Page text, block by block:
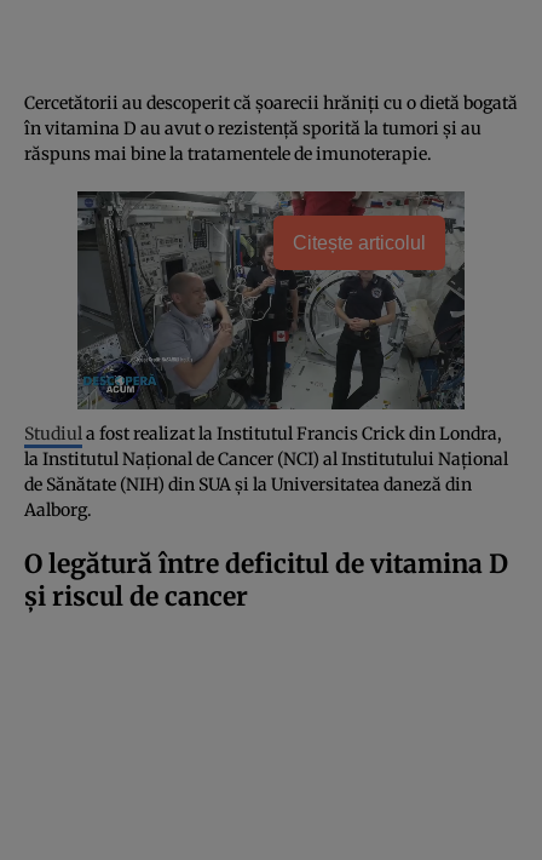
Cercetătorii au descoperit că șoarecii hrăniți cu o dietă bogată
în vitamina D au avut o rezistență sporită la tumori și au
răspuns mai bine la tratamentele de imunoterapie.
Citește articolul
Studiula fost realizat la Institutul Francis Crick din Londra,
la Institutul Național de Cancer (NCI) al Institutului Național
de Sănătate (NIH) din SUA și la Universitatea daneză din
Aalborg.
O legătură între deficitul de vitamina D
și riscul de cancer